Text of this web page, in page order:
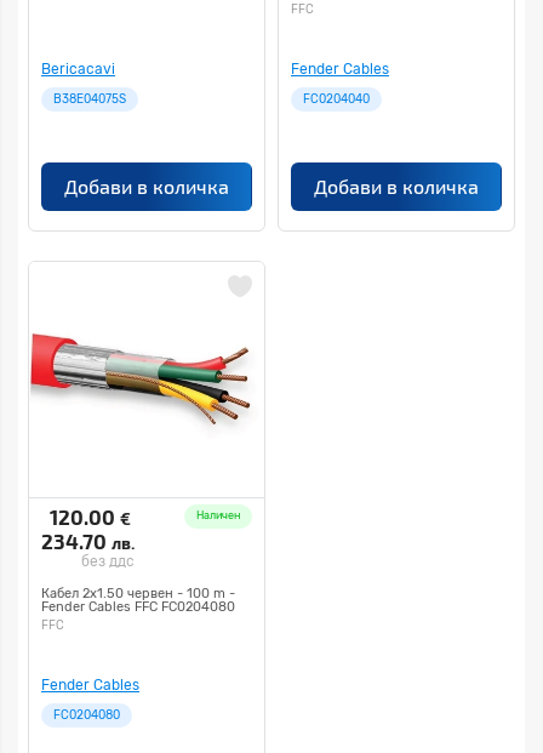
Bericacavi
B38E04075S
Добави в количка
FFC
Fender Cables
FC0204040
Добави в количка
120.00 €
234.70 лв.
без ддс
Наличен
Кабел 2х1.50 червен - 100 m -
Fender Cables FFC FC0204080
FFC
Fender Cables
FC0204080